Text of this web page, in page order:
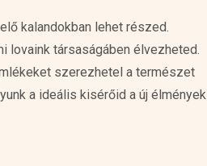
kalandokban lehet részed.
lovaink társaságáben élvezheted.
szerezhetel a természet
a ideális kisérőid a új élmények